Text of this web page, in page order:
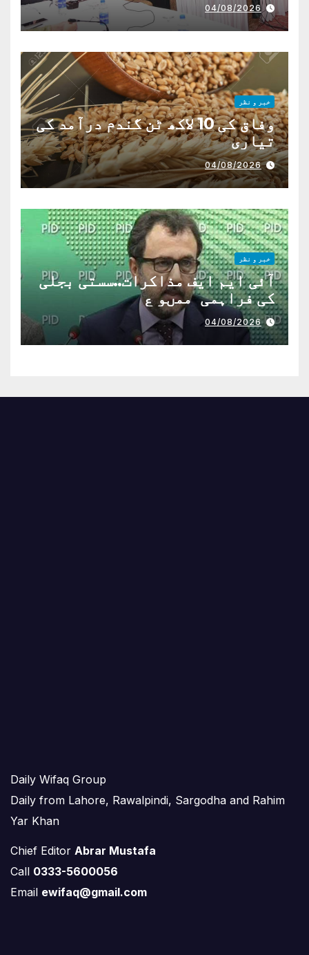
04/08/2026
خبر و نظر
وفاق کی 10 لاکھ ٹن گندم درآمد کی
تیاری
04/08/2026
خبر و نظر
آئی ایم ایف مذاکرات..سستی بجلی
کی فراہمی ممںو ع
04/08/2026
Daily Wifaq Group
Daily from Lahore, Rawalpindi, Sargodha and Rahim
Yar Khan
Chief Editor Abrar Mustafa
Call 0333-5600056
Email ewifaq@gmail.com